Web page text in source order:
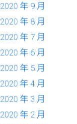
2020 年 9 月
2020 年 8 月
2020 年 7 月
2020 年 6 月
2020 年 5 月
2020 年 4 月
2020 年 3 月
2020 年 2 月